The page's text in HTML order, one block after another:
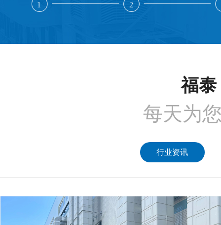
1 2
福泰
每天为
行业资讯